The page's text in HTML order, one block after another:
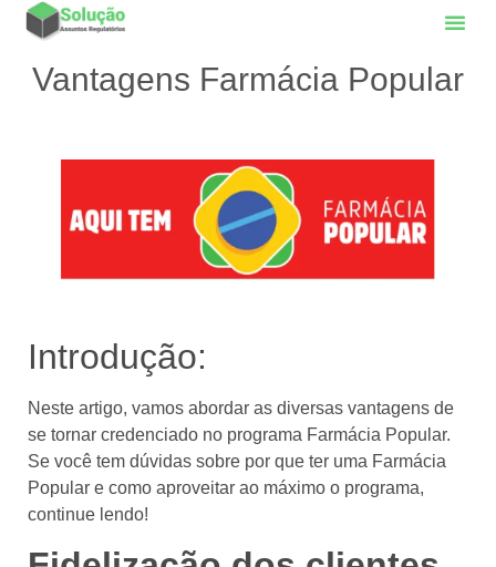
Vantagens Farmácia Popular
Introdução:
Neste artigo, vamos abordar as diversas vantagens de
se tornar credenciado no programa Farmácia Popular.
Se você tem dúvidas sobre por que ter uma Farmácia
Popular e como aproveitar ao máximo o programa,
continue lendo!